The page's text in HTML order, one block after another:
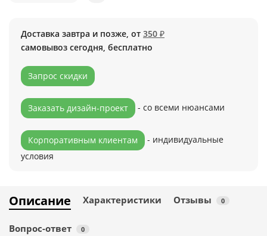
Доставка завтра и позже, от 350 ₽
самовывоз сегодня, бесплатно
Запрос скидки
Заказать дизайн-проект - со всеми нюансами
Корпоративным клиентам
- индивидуальные
условия
Описание Характеристики Отзывы 0
Вопрос-ответ 0